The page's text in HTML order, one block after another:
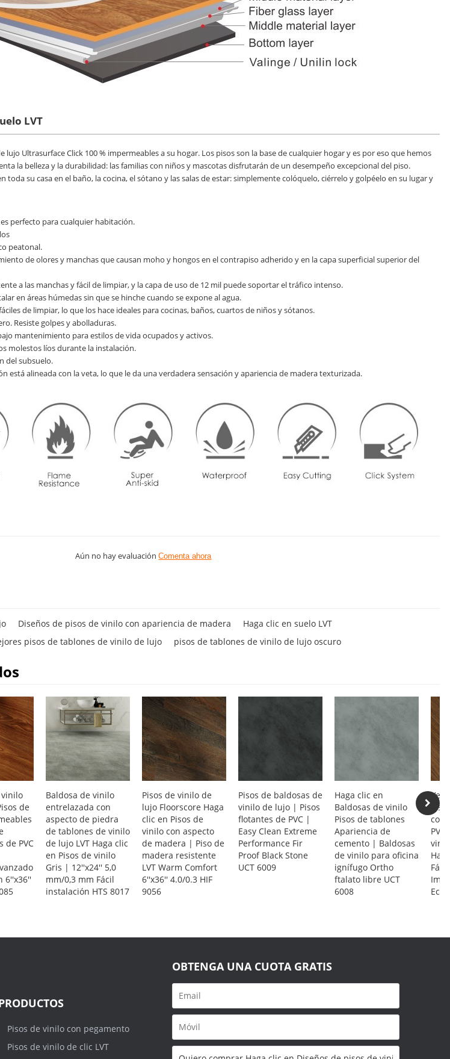
LVT
Ultrasurface Click 100 % impermeables a su hogar. Los pisos son la base de cualquier hogar y es por eso que hemos
la belleza y la durabilidad: las familias con niños y mascotas disfrutarán de un desempeño excepcional del piso.
toda su casa en el baño, la cocina, el sótano y las salas de estar: simplemente colóquelo, ciérrelo y golpéelo en su lugar y
perfecto para cualquier habitación.
peatonal.
de olores y manchas que causan moho y hongos en el contrapiso adherido y en la capa superficial superior del
a las manchas y fácil de limpiar, y la capa de uso de 12 mil puede soportar el tráfico intenso.
en áreas húmedas sin que se hinche cuando se expone al agua.
de limpiar, lo que los hace ideales para cocinas, baños, cuartos de niños y sótanos.
Resiste golpes y abolladuras.
mantenimiento para estilos de vida ocupados y activos.
molestos líos durante la instalación.
del subsuelo.
está alineada con la veta, lo que le da una verdadera sensación y apariencia de madera texturizada.
Aún no hay evaluaciónComenta ahora
Diseños de pisos de vinilo con apariencia de madera
Haga clic en suelo LVT
pisos de tablones de vinilo de lujo pisos de tablones de vinilo de lujo oscuro
de
de PVC
6''x36''
Baldosa de vinilo
entrelazada con
aspecto de piedra
de tablones de vinilo
de lujo LVT Haga clic
en Pisos de vinilo
Gris | 12''x24'' 5,0
mm/0,3 mm Fácil
instalación HTS 8017
Pisos de vinilo de
lujo Floorscore Haga
clic en Pisos de
vinilo con aspecto
de madera | Piso de
madera resistente
LVT Warm Comfort
6''x36'' 4.0/0.3 HIF
9056
Pisos de baldosas de
vinilo de lujo | Pisos
flotantes de PVC |
Easy Clean Extreme
Performance Fir
Proof Black Stone
UCT 6009
Haga clic en
Baldosas de vinilo
Pisos de tablones
Apariencia de
cemento | Baldosas
de vinilo para oficina
ignífugo Ortho
ftalato libre UCT
6008
Pisos de vinilo con pegamento
Pisos de vinilo de clic LVT
OBTENGA UNA CUOTA GRATIS